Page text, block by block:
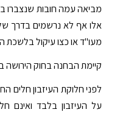
מביאה עמה חובות שנצברו
אלו אף לא נרשמים בדרך
מעו"ד או כצו עיקול בלשכת
קיימת הבחנה בחוק הירושה
לפני חלוקת העיזבון חלים
על העיזבון בלבד ואינם